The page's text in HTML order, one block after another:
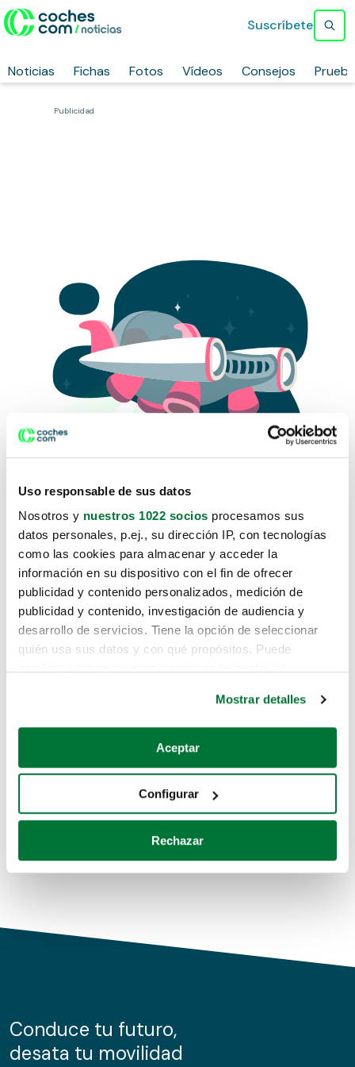
Uso responsable de sus datos
Nosotros y nuestros 1022 socios procesamos sus
datos personales, p.ej., su dirección IP, con tecnologías
como las cookies para almacenar y acceder la
información en su dispositivo con el fin de ofrecer
publicidad y contenido personalizados, medición de
publicidad y contenido, investigación de audiencia y
desarrollo de servicios. Tiene la opción de seleccionar
quién usa sus datos y con qué propósitos. Puede
Si lo permite, también quisiéramos:
Recopilar información sobre su ubicación geográfica
Identificar su dispositivo analizándolo activamente
para buscar características específicas (huellas
Obtenga más información sobre cómo se procesan sus
de cookies.
información sobre el uso que haga del sitio web con
nuestros partners de redes sociales, publicidad y análisis
Mostrar detalles
Aceptar
Configurar
Rechazar
Noticias Fichas Fotos Vídeos Consejos
Suscríbete
Publicidad
Lo sentimos, no sabemos como
te hemos traido hasta aquí.
Pero puedes encontrar el coche que estás
buscando en alguno de estos enlaces:
Coches de segunda mano
Coches de km0
Conduce tu futuro,
desata tu movilidad